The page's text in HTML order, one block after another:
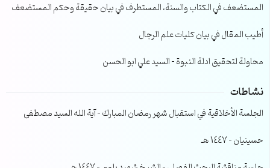
المستضعف في الكتاب والسنة، المستطرف في بيان حقيقة وحكم المستضعف
أطيب المقال في بيان كليات علم الرجال
محاولة لتحقيق ادلة النبوة – السيد علي ابو الحسن
نشاطات
الجلسة الأخلاقية في استقبال شهر رمضان المبارك – آية الله السيد مصطفى
حسينيان – 1447 هـ